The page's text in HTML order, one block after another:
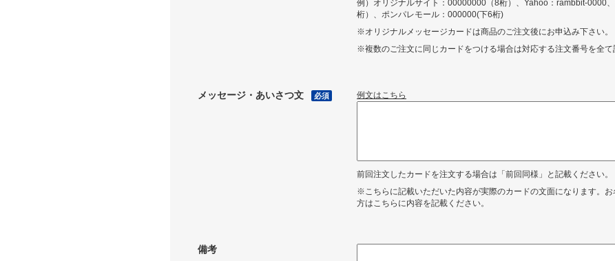
例）オリジナルサイト：00000000（8桁）、Yahoo：rambbit-0000
桁）、ポンパレモール：000000(下6桁)
※オリジナルメッセージカードは商品のご注文後にお申込み下さい。
※複数のご注文に同じカードをつける場合は対応する注文番号を全て
メッセージ・あいさつ文 必須 例文はこちら
前回注文したカードを注文する場合は「前回同様」と記載ください。
※こちらに記載いただいた内容が実際のカードの文面になります。
方はこちらに内容を記載ください。
備考